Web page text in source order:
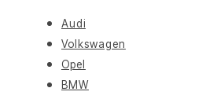
Audi
Volkswagen
Opel
BMW